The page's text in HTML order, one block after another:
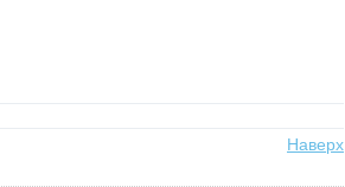
Наверх